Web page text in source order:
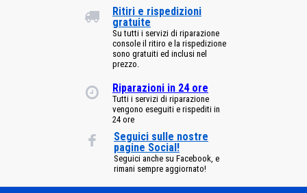
Ritiri e rispedizioni
gratuite
Su tutti i servizi di riparazione
console il ritiro e la rispedizione
sono gratuiti ed inclusi nel
prezzo.
Riparazioni in 24 ore
Tutti i servizi di riparazione
vengono eseguiti e rispediti in
24 ore
Seguici sulle nostre
pagine Social!
Seguici anche su Facebook, e
rimani sempre aggiornato!